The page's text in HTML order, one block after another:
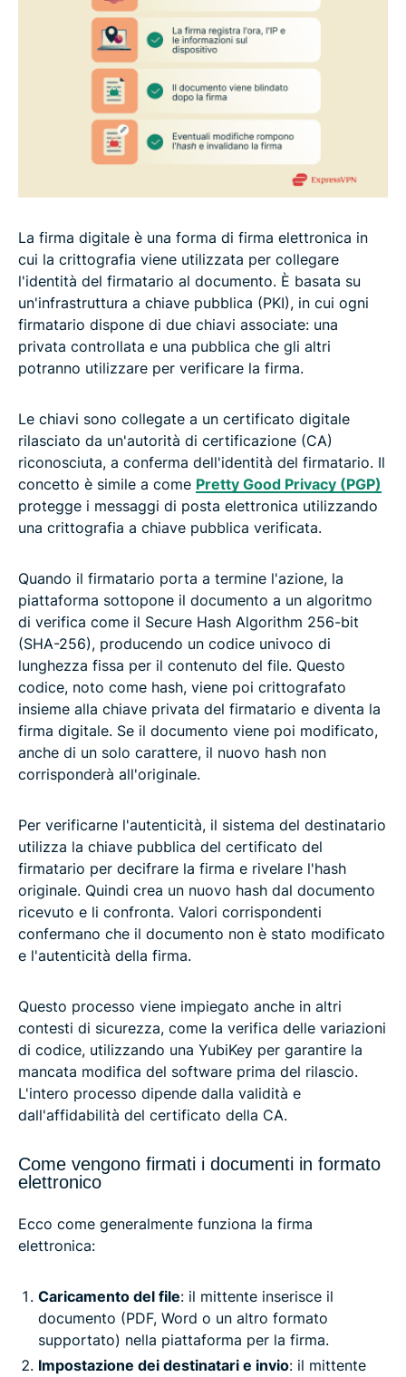
La firma digitale è una forma di firma elettronica in
cui la crittografia viene utilizzata per collegare
l'identità del firmatario al documento. È basata su
un'infrastruttura a chiave pubblica (PKI), in cui ogni
firmatario dispone di due chiavi associate: una
privata controllata e una pubblica che gli altri
potranno utilizzare per verificare la firma.
Le chiavi sono collegate a un certificato digitale
rilasciato da un'autorità di certificazione (CA)
riconosciuta, a conferma dell'identità del firmatario. Il
concetto è simile a come Pretty Good Privacy (PGP)
protegge i messaggi di posta elettronica utilizzando
una crittografia a chiave pubblica verificata.
Quando il firmatario porta a termine l'azione, la
piattaforma sottopone il documento a un algoritmo
di verifica come il Secure Hash Algorithm 256-bit
(SHA-256), producendo un codice univoco di
lunghezza fissa per il contenuto del file. Questo
codice, noto come hash, viene poi crittografato
insieme alla chiave privata del firmatario e diventa la
firma digitale. Se il documento viene poi modificato,
anche di un solo carattere, il nuovo hash non
corrisponderà all'originale.
Per verificarne l'autenticità, il sistema del destinatario
utilizza la chiave pubblica del certificato del
firmatario per decifrare la firma e rivelare l'hash
originale. Quindi crea un nuovo hash dal documento
ricevuto e li confronta. Valori corrispondenti
confermano che il documento non è stato modificato
e l'autenticità della firma.
Questo processo viene impiegato anche in altri
contesti di sicurezza, come la verifica delle variazioni
di codice, utilizzando una YubiKey per garantire la
mancata modifica del software prima del rilascio.
L'intero processo dipende dalla validità e
dall'affidabilità del certificato della CA.
Come vengono firmati i documenti in formato
elettronico
Ecco come generalmente funziona la firma
elettronica:
Caricamento del file: il mittente inserisce il
documento (PDF, Word o un altro formato
supportato) nella piattaforma per la firma.
Impostazione dei destinatari e invio: il mittente